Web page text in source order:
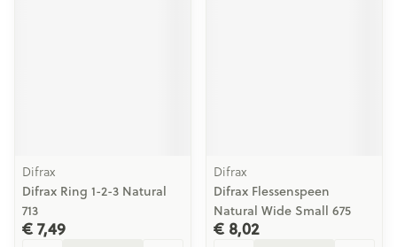
Difrax
Difrax Ring 1-2-3 Natural
713
€ 7,49
Difrax
Difrax Flessenspeen
Natural Wide Small 675
€ 8,02